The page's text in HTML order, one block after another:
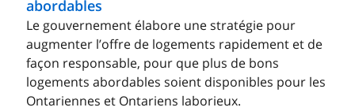
abordables
Le gouvernement élabore une stratégie pour
augmenter l’offre de logements rapidement et de
façon responsable, pour que plus de bons
logements abordables soient disponibles pour les
Ontariennes et Ontariens laborieux.